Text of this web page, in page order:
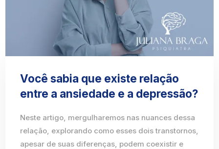
Você sabia que existe relação
entre a ansiedade e a depressão?
Neste artigo, mergulharemos nas nuances dessa
relação, explorando como esses dois transtornos,
apesar de suas diferenças, podem coexistir e